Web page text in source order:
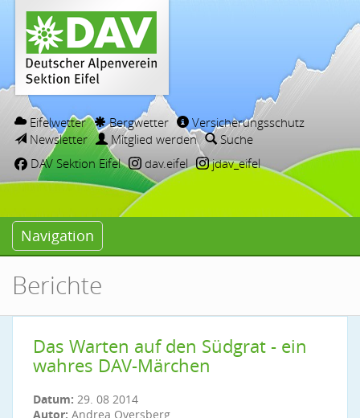
Eifelwetter Bergwetter
Versicherungsschutz
Newsletter
Mitglied werden
Suche
DAV Sektion Eifel
dav.eifel jdav_eifel
Navigation
Berichte
Das Warten auf den Südgrat - ein
wahres DAV-Märchen
Datum: 29. 08 2014
Autor: Andrea Oversberg